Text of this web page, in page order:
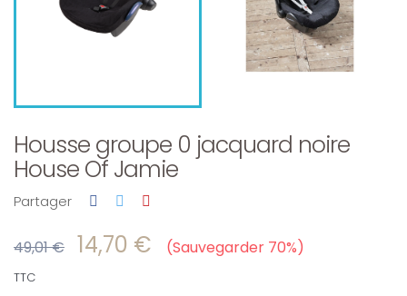
Housse groupe 0 jacquard noire
House Of Jamie
Partager
49,01 € 14,70 € Sauvegarder 70%
TTC